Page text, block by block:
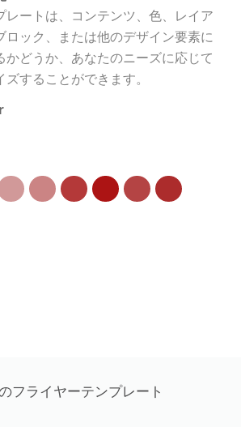
レートは、コンテンツ、色、レイア
ロック、または他のデザイン要素に
かどうか、あなたのニーズに応じて
することができます。
フライヤーテンプレート